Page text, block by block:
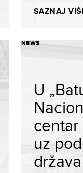
SAZNAJ
NEWS
U
uz
država